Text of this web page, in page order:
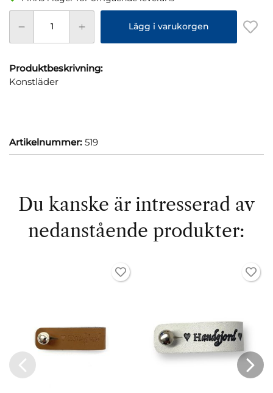
Lägg i varukorgen
Produktbeskrivning:
Konstläder
Artikelnummer: 519
Du kanske är intresserad av
nedanstående produkter: